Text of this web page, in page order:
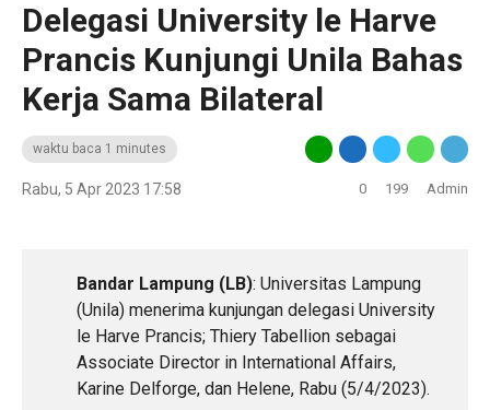
Delegasi University le Harve
Prancis Kunjungi Unila Bahas
Kerja Sama Bilateral
waktu baca 1 minutes
Rabu, 5 Apr 2023 17:58 0 199 Admin
Bandar Lampung (LB): Universitas Lampung
(Unila) menerima kunjungan delegasi University
le Harve Prancis; Thiery Tabellion sebagai
Associate Director in International Affairs,
Karine Delforge, dan Helene, Rabu (5/4/2023).